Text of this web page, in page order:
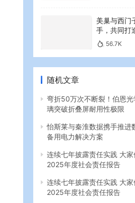
美巢与西门
手，共同打
新篇章
56.7K
随机文章
弯折50万次不断裂！伯恩光
璃突破折叠屏耐用性极限
怡斯莱与秦淮数据携手推进
备用电力解决方案
连续七年披露责任实践 大
2025年度社会责任报告
连续七年披露责任实践 大
2025年度社会责任报告